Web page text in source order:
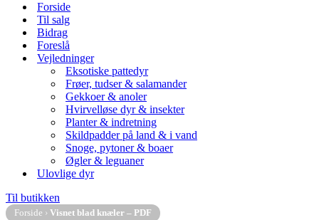
Forside
Til salg
Bidrag
Foreslå
Vejledninger
Eksotiske pattedyr
Frøer, tudser & salamander
Gekkoer & anoler
Hvirvelløse dyr & insekter
Planter & indretning
Skildpadder på land & i vand
Snoge, pytoner & boaer
Øgler & leguaner
Ulovlige dyr
Til butikken
Forside › Visnet blad knæler – PDF